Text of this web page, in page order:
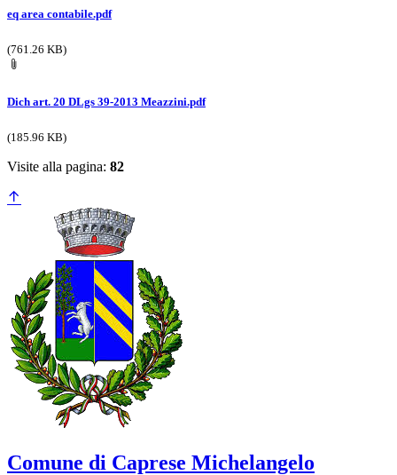
eq area contabile.pdf
(761.26 KB)
Dich art. 20 DLgs 39-2013 Meazzini.pdf
(185.96 KB)
Visite alla pagina: 82
Comune di Caprese Michelangelo